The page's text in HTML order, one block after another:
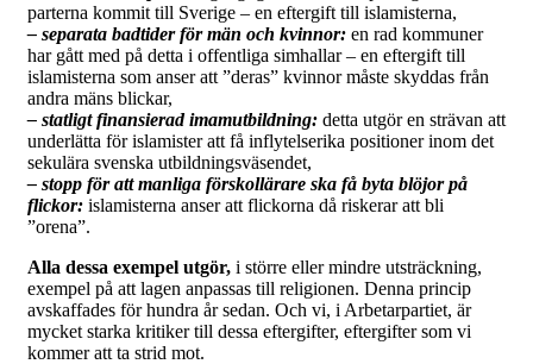
parterna kommit till Sverige – en eftergift till islamisterna,
– separata badtider för män och kvinnor: en rad kommuner
har gått med på detta i offentliga simhallar – en eftergift till
islamisterna som anser att ”deras” kvinnor måste skyddas från
andra mäns blickar,
– statligt finansierad imamutbildning: detta utgör en strävan att
underlätta för islamister att få inflytelserika positioner inom det
sekulära svenska utbildningsväsendet,
– stopp för att manliga förskollärare ska få byta blöjor på
flickor: islamisterna anser att flickorna då riskerar att bli
”orena”.
Alla dessa exempel utgör, i större eller mindre utsträckning,
exempel på att lagen anpassas till religionen. Denna princip
avskaffades för hundra år sedan. Och vi, i Arbetarpartiet, är
mycket starka kritiker till dessa eftergifter, eftergifter som vi
kommer att ta strid mot.